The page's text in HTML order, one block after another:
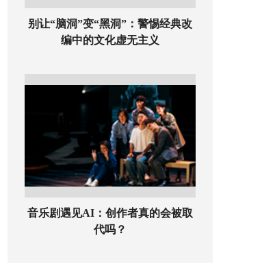
别让“脑洞”变“黑洞”：警惕经典改
编中的文化虚无主义
音乐剧遇见AI：创作者真的会被取
代吗？